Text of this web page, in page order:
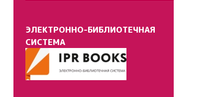
ЭЛЕКТРОННО-БИБЛИОТЕЧНАЯ
СИСТЕМА